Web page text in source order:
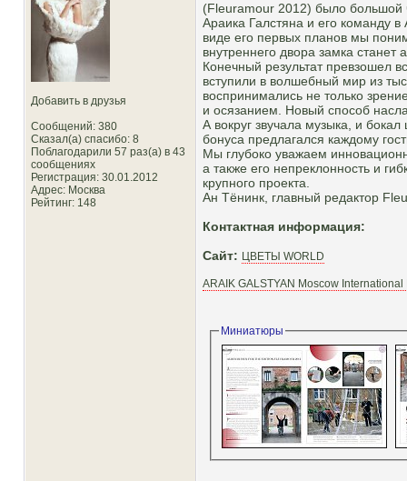
Добавить в друзья
Сообщений: 380
Сказал(а) спасибо: 8
Поблагодарили 57 раз(а) в 43
сообщениях
Регистрация: 30.01.2012
Адрес: Москва
Рейтинг: 148
(Fleuramour 2012) было большой
Араика Галстяна и его команду
виде его первых планов мы
внутреннего двора замка
Конечный результат превзошел
вступили в волшебный мир из
воспринимались не только
и осязанием. Новый способ
А вокруг звучала музыка, и
бонуса предлагался каждому
Мы глубоко уважаем
а также его непреклонность и
крупного проекта.
Ан Тёнинк, главный редактор
Контактная информация:
Сайт: ЦВЕТЫ WORLD
ARAIK GALSTYAN Moscow
Миниатюры